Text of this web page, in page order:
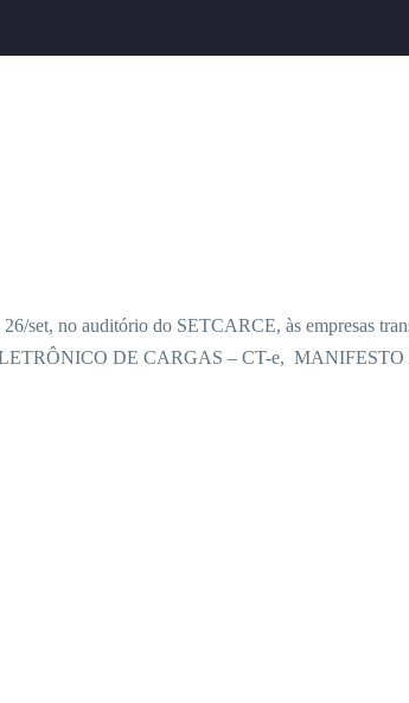
set, no auditório do SETCARCE, às empresas
DE CARGAS – CT-e,